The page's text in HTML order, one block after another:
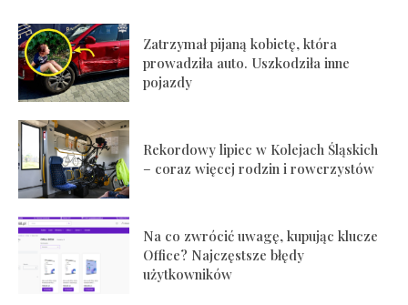
Zatrzymał pijaną kobietę, która
prowadziła auto. Uszkodziła inne
pojazdy
Rekordowy lipiec w Kolejach Śląskich
– coraz więcej rodzin i rowerzystów
Na co zwrócić uwagę, kupując klucze
Office? Najczęstsze błędy
użytkowników